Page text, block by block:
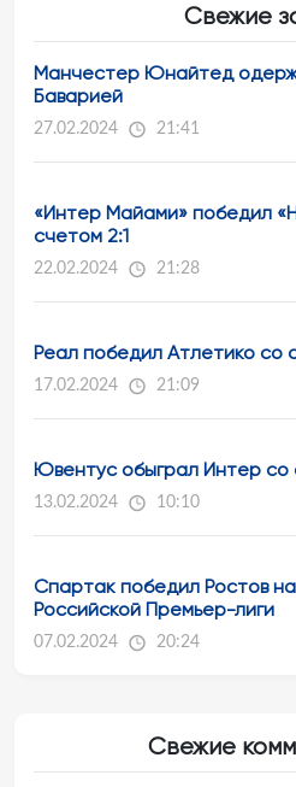
Свежие
Манчестер Юнайтед
Баварией
27.02.2024 21:41
«Интер Майами» победил
счетом 2:1
22.02.2024 21:28
Реал победил Атлетико со
17.02.2024 21:09
Ювентус обыграл Интер со
13.02.2024 10:10
Спартак победил Ростов
Российской Премьер-лиги
07.02.2024 20:24
Свежие